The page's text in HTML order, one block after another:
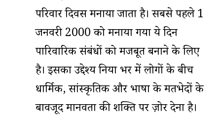
परिवार दिवस मनाया जाता है। सबसे पहले 1
जनवरी 2000 को मनाया गया ये दिन
पारिवारिक संबंधों को मजबूत बनाने के लिए
है। इसका उद्देश्य दुनिया भर में लोगों के बीच
धार्मिक, सांस्कृतिक और भाषा के मतभेदों के
बावजूद मानवता की शक्ति पर ज़ोर देना है।